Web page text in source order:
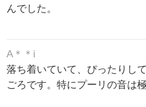
んでした。
A＊＊i
落ち着いていて、ぴったりし
ごろです。特にプーリの音は